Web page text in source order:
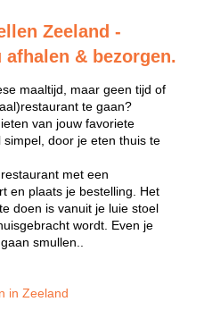
Zeeland -
afhalen & bezorgen.
maaltijd, maar geen tijd of
te gaan?
van jouw favoriete
door je eten thuis te
met een
en plaats je bestelling. Het
doen is vanuit je luie stoel
wordt. Even je
smullen..
in Zeeland